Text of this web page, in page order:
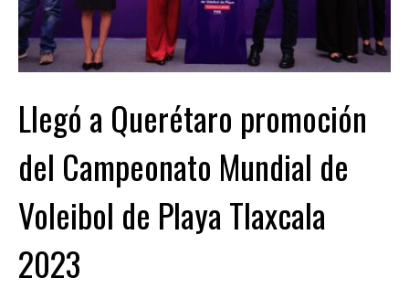
Llegó a Querétaro promoción
del Campeonato Mundial de
Voleibol de Playa Tlaxcala
2023